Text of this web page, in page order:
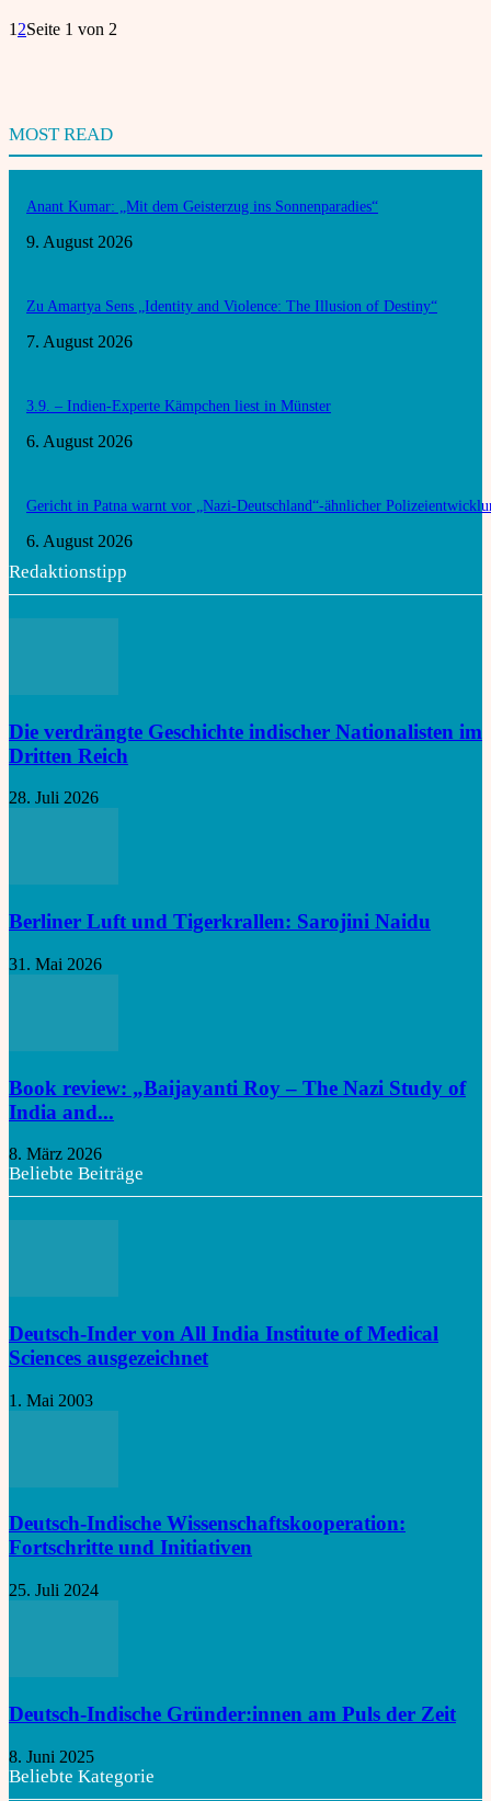
1 2Seite 1 von 2
MOST READ
Anant Kumar: „Mit dem Geisterzug ins Sonnenparadies“
9. August 2026
Zu Amartya Sens „Identity and Violence: The Illusion of Destiny“
7. August 2026
3.9. – Indien-Experte Kämpchen liest in Münster
6. August 2026
Gericht in Patna warnt vor „Nazi-Deutschland“-ähnlicher
6. August 2026
Redaktionstipp
Die verdrängte Geschichte indischer Nationalisten im
Dritten Reich
28. Juli 2026
Berliner Luft und Tigerkrallen: Sarojini Naidu
31. Mai 2026
Book review: „Baijayanti Roy – The Nazi Study of
India and...
8. März 2026
Beliebte Beiträge
Deutsch-Inder von All India Institute of Medical
Sciences ausgezeichnet
1. Mai 2003
Deutsch-Indische Wissenschaftskooperation:
Fortschritte und Initiativen
25. Juli 2024
Deutsch-Indische Gründer:innen am Puls der Zeit
8. Juni 2025
Beliebte Kategorie